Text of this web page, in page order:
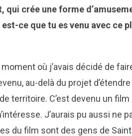
crée une forme
ce que tu es venu avec ce
où j’avais décidé de
au-delà du projet
territoire. C’est devenu un
J’aurais pu aussi ne
du film sont des gens de